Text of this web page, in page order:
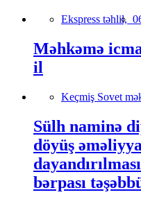
Ekspress təhlil,
Məhkəmə
il
Keçmiş Sovet
Sülh naminə
döyüş
bərpası